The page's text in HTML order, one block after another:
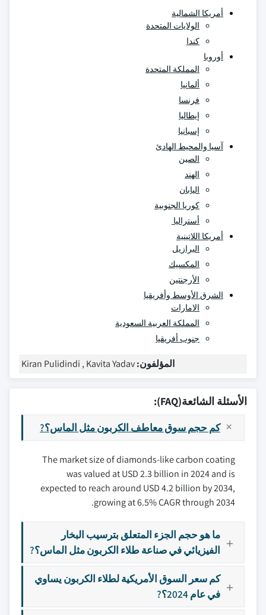
أمريكا الشمالية
الولايات المتحدة
كندا
أوروبا
المملكة المتحدة
ألمانيا
فرنسا
إيطاليا
إسبانيا
آسيا والمحيط الهادئ
الصين
الهند
اليابان
كوريا الجنوبية
أستراليا
أمريكا اللاتينية
البرازيل
المكسيك
الأرجنتين
الشرق الأوسط وأفريقيا
الامارات
المملكة العربية السعودية
جنوب أفريقيا
المؤلفون:Kiran Pulidindi , Kavita Yadav
الأسئلة الشائعة(FAQ):
كم حجم سوق معاطف الكربون مثل الماس؟?
The market size of diamonds-like carbon coating
was valued at USD 2.3 billion in 2024 and is
expected to reach around USD 4.2 billion by 2034,
growing at 6.5% CAGR through 2034.
ما هو حجم الجزء المتعلق بترسيب البخار
الفيزيائي في صناعة طلاء الكربون مثل الماس؟?
كم سعر السوق الأمريكية لطلاء الكربون يساوي
في عام 2024؟?